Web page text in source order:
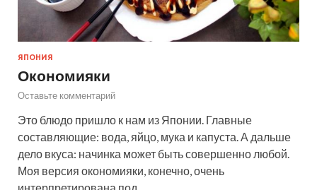
ЯПОНИЯ
Окономияки
Оставьте комментарий
Это блюдо пришло к нам из Японии. Главные
составляющие: вода, яйцо, мука и капуста. А дальше
дело вкуса: начинка может быть совершенно любой.
Моя версия окономияки, конечно, очень